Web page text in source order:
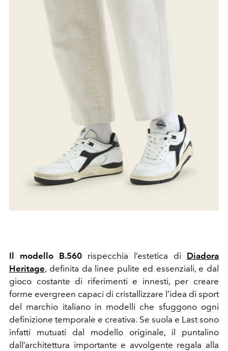
Il modello B.560 rispecchia l’estetica di Diadora
Heritage, definita da linee pulite ed essenziali, e dal
gioco costante di riferimenti e innesti, per creare
forme evergreen capaci di cristallizzare l’idea di sport
del marchio italiano in modelli che sfuggono ogni
definizione temporale e creativa. Se suola e Last sono
infatti mutuati dal modello originale, il puntalino
dall’architettura importante e avvolgente regala alla